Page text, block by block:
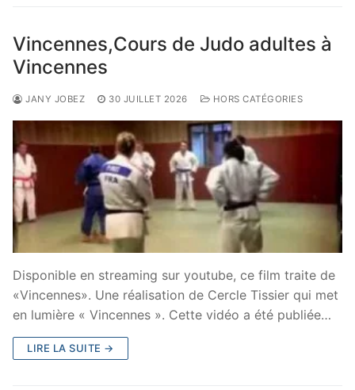
Vincennes,Cours de Judo adultes à
Vincennes
JANY JOBEZ 30 JUILLET 2026 HORS CATÉGORIES
Disponible en streaming sur youtube, ce film traite de
«Vincennes». Une réalisation de Cercle Tissier qui met
en lumière « Vincennes ». Cette vidéo a été publiée…
LIRE LA SUITE →